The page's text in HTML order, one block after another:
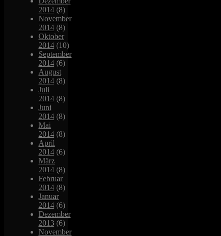
2014 (8)
November
2014 (8)
Oktober
2014 (10)
September
2014 (6)
August
2014 (8)
Juli
2014 (8)
Juni
2014 (8)
Mai
2014 (8)
April
2014 (6)
März
2014 (8)
Februar
2014 (8)
Januar
2014 (6)
Dezember
2013 (6)
November